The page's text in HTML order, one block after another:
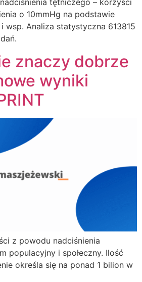
tętniczego – korzyści
o 10mmHg na podstawie
wsp. Analiza statystyczna 613815
znaczy dobrze
wyniki
z powodu nadciśnienia
populacyjny i społeczny. Ilość
określa się na ponad 1 bilion w